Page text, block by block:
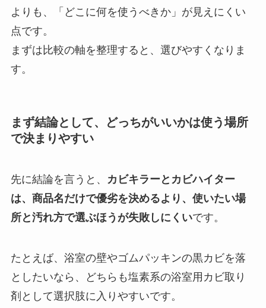
よりも、「どこに何を使うべきか」が見えにくい
点です。
まずは比較の軸を整理すると、選びやすくなりま
す。
まず結論として、どっちがいいかは使う場所
で決まりやすい
先に結論を言うと、
カビキラーとカビハイター
は、商品名だけで優劣を決めるより、使いたい場
所と汚れ方で選ぶほうが失敗しにくいです。
たとえば、浴室の壁やゴムパッキンの黒カビを落
としたいなら、どちらも塩素系の浴室用カビ取り
剤として選択肢に入りやすいです。